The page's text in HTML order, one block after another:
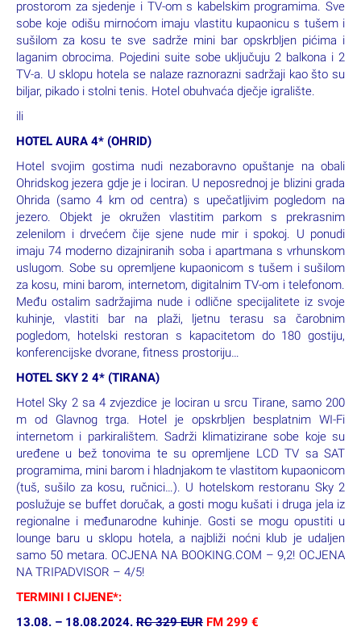
prostorom za sjedenje i TV-om s kabelskim programima. Sve
sobe koje odišu mirnoćom imaju vlastitu kupaonicu s tušem i
sušilom za kosu te sve sadrže mini bar opskrbljen pićima i
laganim obrocima. Pojedini suite sobe uključuju 2 balkona i 2
TV-a. U sklopu hotela se nalaze raznorazni sadržaji kao što su
biljar, pikado i stolni tenis. Hotel obuhvaća dječje igralište.
ili
HOTEL AURA 4* (OHRID)
Hotel svojim gostima nudi nezaboravno opuštanje na obali
Ohridskog jezera gdje je i lociran. U neposrednoj je blizini grada
Ohrida (samo 4 km od centra) s upečatljivim pogledom na
jezero. Objekt je okružen vlastitim parkom s prekrasnim
zelenilom i drvećem čije sjene nude mir i spokoj. U ponudi
imaju 74 moderno dizajniranih soba i apartmana s vrhunskom
uslugom. Sobe su opremljene kupaonicom s tušem i sušilom
za kosu, mini barom, internetom, digitalnim TV-om i telefonom.
Među ostalim sadržajima nude i odlične specijalitete iz svoje
kuhinje, vlastiti bar na plaži, ljetnu terasu sa čarobnim
pogledom, hotelski restoran s kapacitetom do 180 gostiju,
konferencijske dvorane, fitness prostoriju…
HOTEL SKY 2 4* (TIRANA)
Hotel Sky 2 sa 4 zvjezdice je lociran u srcu Tirane, samo 200
m od Glavnog trga. Hotel je opskrbljen besplatnim WI-Fi
internetom i parkiralištem. Sadrži klimatizirane sobe koje su
uređene u bež tonovima te su opremljene LCD TV sa SAT
programima, mini barom i hladnjakom te vlastitom kupaonicom
(tuš, sušilo za kosu, ručnici…). U hotelskom restoranu Sky 2
poslužuje se buffet doručak, a gosti mogu kušati i druga jela iz
regionalne i međunarodne kuhinje. Gosti se mogu opustiti u
lounge baru u sklopu hotela, a najbliži noćni klub je udaljen
samo 50 metara. OCJENA NA BOOKING.COM – 9,2! OCJENA
NA TRIPADVISOR – 4/5!
TERMINI I CIJENE*:
13.08. – 18.08.2024. RC 329 EUR FM 299 €